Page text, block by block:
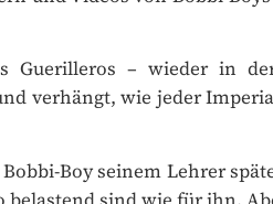
– wieder in
verhängt, wie jeder
Boy seinem Lehrer
sind wie für ihn.